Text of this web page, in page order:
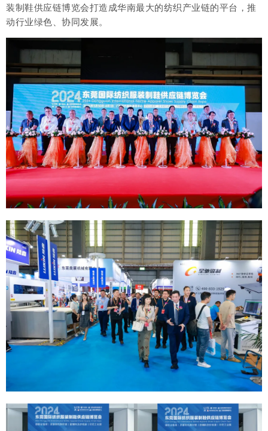
装制鞋供应链博览会打造成华南最大的纺织产业链的平台，推
动行业绿色、协同发展。